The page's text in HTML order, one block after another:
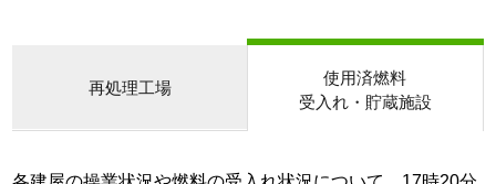
再処理工場
使用済燃料
受入れ・貯蔵施設